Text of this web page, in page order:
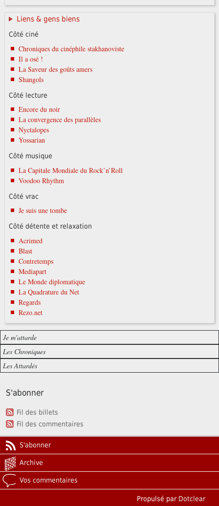
Liens & gens biens
Côté ciné
Chroniques du cinéphile stakhanoviste
Il a osé !
La Saveur des goûts amers
Shangols
Côté lecture
Encore du noir
La convergence des parallèles
Nyctalopes
Yossarian
Côté musique
La Capitale Mondiale du Rock’n’Roll
Voodoo Rhythm
Côté vrac
Je suis une tombe
Côté détente et relaxation
Acrimed
Blast
Contretemps
Mediapart
Le Monde diplomatique
La Quadrature du Net
Regards
Rezo.net
Je m'attarde
Les Chroniques
Les Attardés
S'abonner
Fil des billets
Fil des commentaires
S'abonner
Archive
Vos commentaires
Propulsé par Dotclear